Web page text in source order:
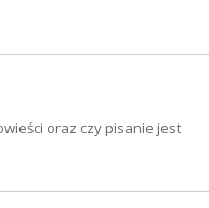
oraz czy pisanie jest